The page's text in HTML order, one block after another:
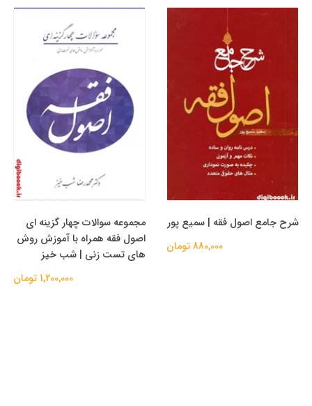
شرح جامع اصول فقه | سمیع پور
880,000 تومان
مجموعه سوالات چهار گزینه ای
اصول فقه همراه با آموزش روش
های تست زنی | شب خیز
1,200,000 تومان